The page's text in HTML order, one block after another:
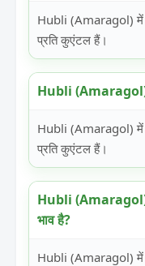
Hubli (Amaragol) में
प्रति कुएंटल हैं।
Hubli (Amaragol)
Hubli (Amaragol)
प्रति कुएंटल हैं।
Hubli (Amaragol)
भाव है?
Hubli (Amaragol) में